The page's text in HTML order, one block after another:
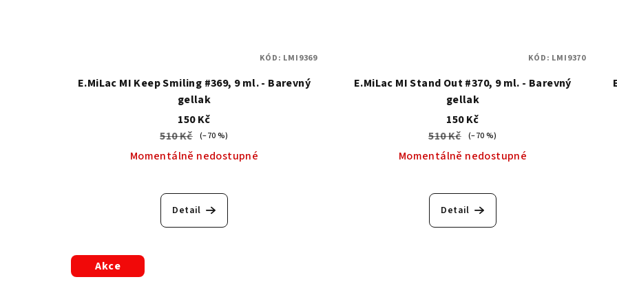
E.MiLac MI Keep Smiling #369, 9 ml. - Barevný
gellak
150 Kč
510 Kč
(–70 %)
Momentálně nedostupné
Detail
KÓD: LMI9369
E.MiLac MI Stand Out #370, 9 ml. - Barevný
gellak
150 Kč
510 Kč
(–70 %)
Momentálně nedostupné
Detail
KÓD: LMI9370
Akce